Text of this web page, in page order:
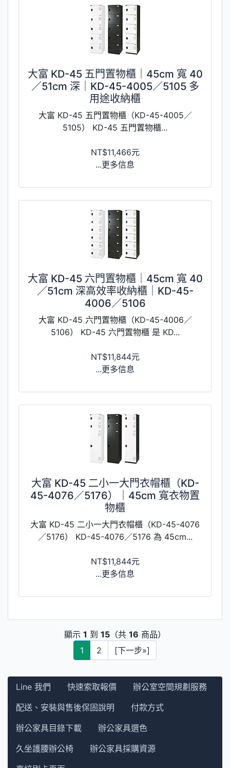
大富 KD-45 五門置物櫃｜45cm 寬 40
／51cm 深｜KD-45-4005／5105 多
用途收納櫃
大富 KD-45 五門置物櫃（KD-45-4005／
5105） KD-45 五門置物櫃...
NT$11,466元
...更多信息
大富 KD-45 六門置物櫃｜45cm 寬 40
／51cm 深高效率收納櫃｜KD-45-
4006／5106
大富 KD-45 六門置物櫃（KD-45-4006／
5106） KD-45 六門置物櫃 是 KD...
NT$11,844元
...更多信息
大富 KD-45 二小一大門衣帽櫃（KD-
45-4076／5176）｜45cm 寬衣物置
物櫃
大富 KD-45 二小一大門衣帽櫃（KD-45-4076
／5176） KD-45-4076／5176 為 45cm...
NT$11,844元
...更多信息
顯示 1 到 15 （共 16 商品）
1
2 [下一步»]
Line 我們 快速索取報價
辦公室空間規劃服務
配送、安裝與售後保固說明
付款方式
辦公家具目錄下載
辦公家具選色
久坐護腰辦公椅
辦公家具採購資源